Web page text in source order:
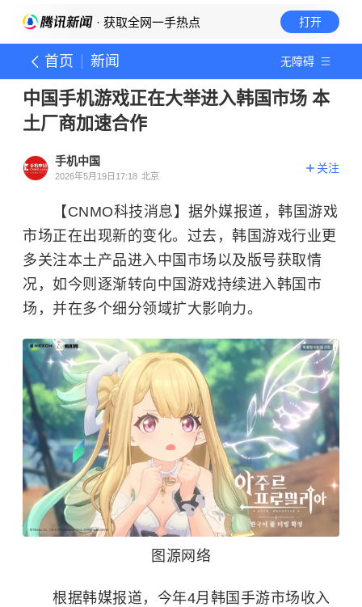
· 获取全网一手热点 打开
首页 新闻 无障碍
中国手机游戏正在大举进入韩国市场 本
土厂商加速合作
手机中国
2026年5月19日17:18 北京
关注
【CNMO科技消息】据外媒报道，韩国游戏
市场正在出现新的变化。过去，韩国游戏行业更
多关注本土产品进入中国市场以及版号获取情
况，如今则逐渐转向中国游戏持续进入韩国市
场，并在多个细分领域扩大影响力。
图源网络
根据韩媒报道，今年4月韩国手游市场收入